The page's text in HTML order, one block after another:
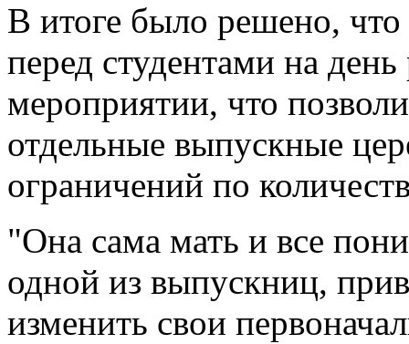
В итоге было решено,
перед студентами на
мероприятии, что
отдельные выпускные
ограничений по
"Она сама мать и все
одной из выпускниц,
изменить свои